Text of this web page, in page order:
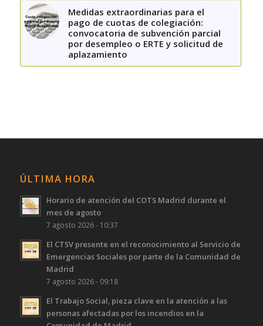
Medidas extraordinarias para el
pago de cuotas de colegiación:
convocatoria de subvención parcial
por desempleo o ERTE y solicitud de
aplazamiento
ÚLTIMA HORA
Horario de atención del COTS Madrid durante el
mes de agosto
7 agosto 2026 - 10:37
El CTSV presente en el reconocimiento al Servicio de
Emergencias Sociales por parte de la Comunidad de
Madrid
7 agosto 2026 - 09:18
El Trabajo Social, pieza clave en la atención a las
personas afectadas por los incendios en la